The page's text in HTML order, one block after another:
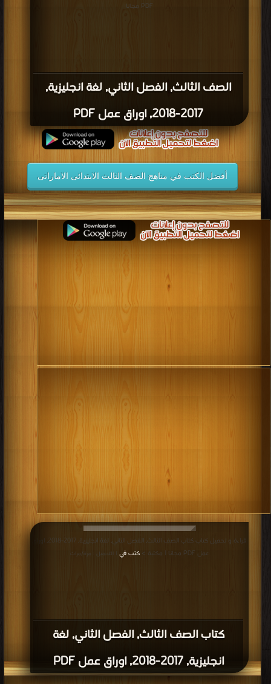
الصف الثالث, الفصل الثاني, لغة انجليزية,
2017-2018, اوراق عمل PDF
PDF مجانا
أفضل الكتب في مناهج الصف الثالث الابتدائى الاماراتى
كتاب الصف الثالث, الفصل الثاني, لغة
انجليزية, 2017-2018, اوراق عمل PDF
عمل PDF مجانا | مكتبة >
كتب في | التحميل : مرة/مرات